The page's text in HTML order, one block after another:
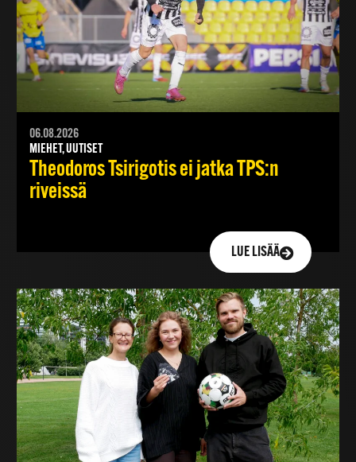
06.08.2026
MIEHET, UUTISET
Theodoros Tsirigotis ei jatka TPS:n
riveissä
LUE LISÄÄ